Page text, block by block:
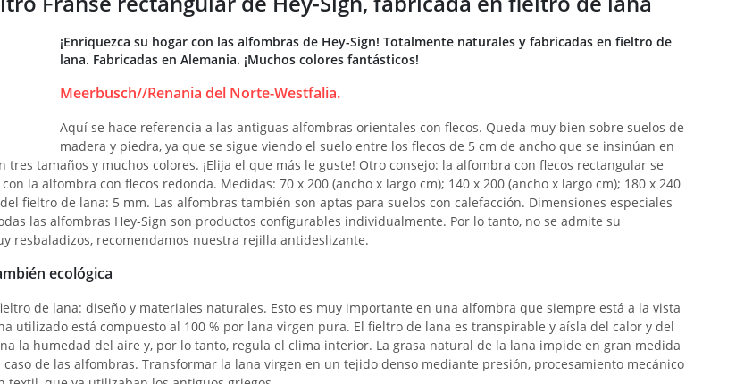
¡Enriquezca su hogar con las alfombras de Hey-Sign! Totalmente naturales y fabricadas en fieltro de
lana. Fabricadas en Alemania. ¡Muchos colores fantásticos!
Meerbusch//Renania del Norte-Westfalia.
Aquí se hace referencia a las antiguas alfombras orientales con flecos. Queda muy bien sobre suelos de
madera y piedra, ya que se sigue viendo el suelo entre los flecos de 5 cm de ancho que se insinúan en
tres tamaños y muchos colores. ¡Elija el que más le guste! Otro consejo: la alfombra con flecos rectangular se
la alfombra con flecos redonda. Medidas: 70 x 200 (ancho x largo cm); 140 x 200 (ancho x largo cm); 180 x 240
fieltro de lana: 5 mm. Las alfombras también son aptas para suelos con calefacción. Dimensiones especiales
las alfombras Hey-Sign son productos configurables individualmente. Por lo tanto, no se admite su
resbaladizos, recomendamos nuestra rejilla antideslizante.
ecológica
de lana: diseño y materiales naturales. Esto es muy importante en una alfombra que siempre está a la vista
utilizado está compuesto al 100 % por lana virgen pura. El fieltro de lana es transpirable y aísla del calor y del
la humedad del aire y, por lo tanto, regula el clima interior. La grasa natural de la lana impide en gran medida
de las alfombras. Transformar la lana virgen en un tejido denso mediante presión, procesamiento mecánico